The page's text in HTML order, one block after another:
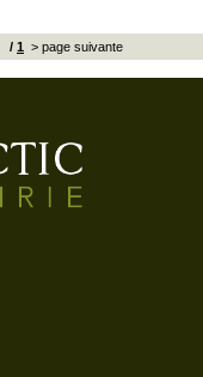
/ 1 > page suivante